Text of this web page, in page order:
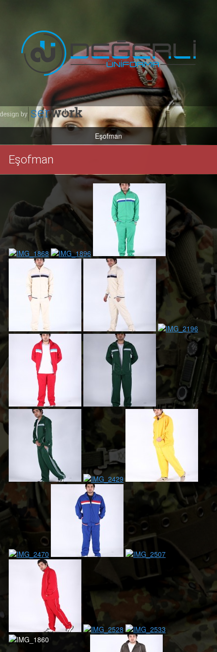
Eşofman
VİZYON & MİSYON
Hakkımızda
Hizmetlerimiz
KOLEKSİYON
Aksesuar Teçhizat
Ayakkabı, Bot, Çorap
Balistik
Eşofman
Kamuflaj
Kazak
Yağmurluk
Üniforma
Tulum
T-Shirt
Takım Elbise
Subay Şapka
Polis
Miğfer
Mont, Parke, Palto
Kumaş
Komando Bere
ÜRETİM
Online Katalog
Referanslar
İLETİŞİM
Eşofman